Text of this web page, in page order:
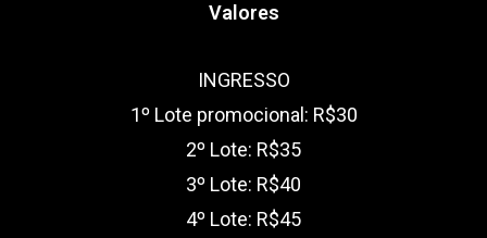
Valores
INGRESSO
1º Lote promocional: R$30
2º Lote: R$35
3º Lote: R$40
4º Lote: R$45